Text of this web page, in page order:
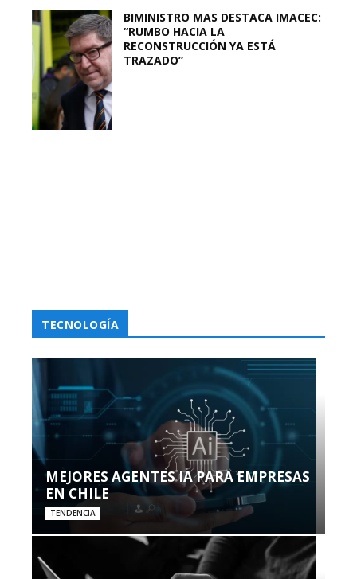
BIMINISTRO MAS DESTACA IMACEC:
“RUMBO HACIA LA
RECONSTRUCCIÓN YA ESTÁ
TRAZADO”
TECNOLOGÍA
MEJORES AGENTES IA PARA EMPRESAS
EN CHILE
TENDENCIA